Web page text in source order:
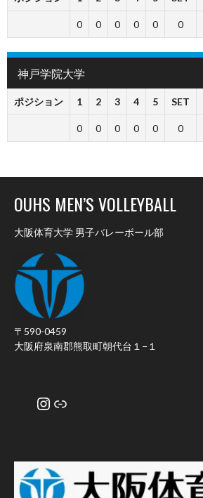
0 0 0 0 0 0
神戸学院大学
ポジション 1 2 3 4 5 SET
0 0 0 0 0 0
OUHS MEN’S VOLLEYBALL
大阪体育大学 男子バレーボール部
〒590-0459
大阪府泉南郡熊取町朝代台１−１
Instagram
リンク